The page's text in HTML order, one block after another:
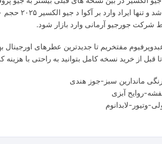
شرکت جورجیو آرمانی وارد بازار شود.
مفتخریم تا جدیدترین عطرهای
قبل از خرید نسخه کامل بتوانید به راحتی با
ماندارین سبز-جوز هندی
روایح آبزی
وتیور-لابدانوم